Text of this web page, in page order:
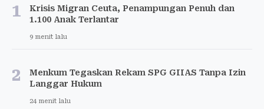
1
Krisis Migran Ceuta, Penampungan Penuh dan
1.100 Anak Terlantar
9 menit lalu
2
Menkum Tegaskan Rekam SPG GIIAS Tanpa Izin
Langgar Hukum
24 menit lalu